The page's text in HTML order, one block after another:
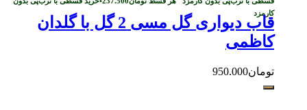
کارمزد
قاب دیواری گل مسی 2 گل با گلدان
کاظمی
تومان950.000